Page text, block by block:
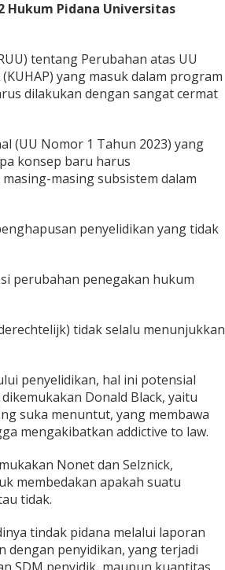
Hukum Pidana Universitas
tentang Perubahan atas UU
yang masuk dalam program
dilakukan dengan sangat cermat
(UU Nomor 1 Tahun 2023) yang
konsep baru harus
masing subsistem dalam
penyelidikan yang tidak
perubahan penegakan hukum
tidak selalu menunjukkan
penyelidikan, hal ini potensial
Donald Black, yaitu
suka menuntut, yang membawa
mengakibatkan addictive to law.
Nonet dan Selznick,
membedakan apakah suatu
tidak.
tindak pidana melalui laporan
penyidikan, yang terjadi